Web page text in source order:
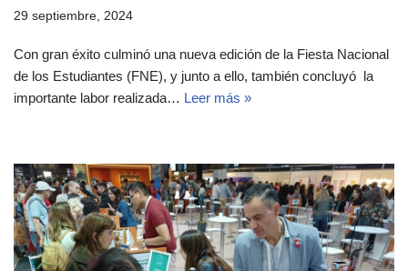
29 septiembre, 2024
Con gran éxito culminó una nueva edición de la Fiesta Nacional
de los Estudiantes (FNE), y junto a ello, también concluyó la
importante labor realizada… Leer más »